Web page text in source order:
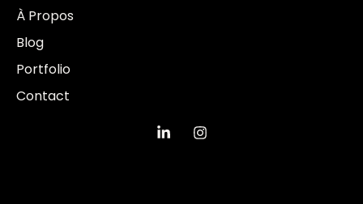
À Propos
Blog
Portfolio
Contact